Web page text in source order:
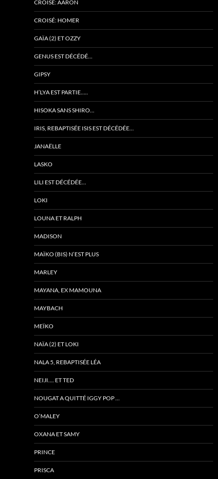
CROISÉ: AARON
CROISÉ: HOMER
GAÏA (2) ET OZZY
GENUS EST DÉCÉDÉ…
GIPSY
H’LYA EST PARTIE…..
HISOKA SANS SHIRO…
IRIS, REBAPTISÉE ISIS EST DÉCÉDÉE…
JANAËLLE
LASKO
LILI EST DÉCÉDÉE…
LOKI
LOUNA ET RALPH
MADISON
MAÏKO (BIS) N’EST PLUS
MARLEY
MAYANA, EX MAMOUNA
MAYBACH
MEÏKO
NAÏA (2) ET LOKI
NALA 5, REBAPTISÉE LÉA
NEIJI…. ET TED
NOUGAT A QUITTÉ IGGY POP …
O’MALEY
OXANA ET SAMY
PRINCE
PRISCA